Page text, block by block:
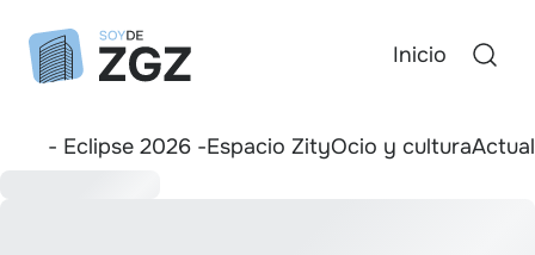
Inicio
- Eclipse 2026 -Espacio ZityOcio y cultura